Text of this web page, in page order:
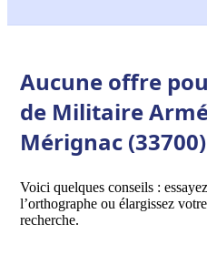
Aucune offre
de Militaire
Mérignac (33700)
Voici quelques conseils :
l’orthographe ou élargissez
recherche.